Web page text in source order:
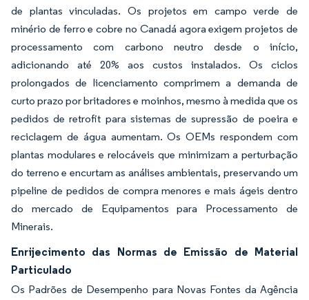
de plantas vinculadas. Os projetos em campo verde de
minério de ferro e cobre no Canadá agora exigem projetos de
processamento com carbono neutro desde o início,
adicionando até 20% aos custos instalados. Os ciclos
prolongados de licenciamento comprimem a demanda de
curto prazo por britadores e moinhos, mesmo à medida que os
pedidos de retrofit para sistemas de supressão de poeira e
reciclagem de água aumentam. Os OEMs respondem com
plantas modulares e relocáveis que minimizam a perturbação
do terreno e encurtam as análises ambientais, preservando um
pipeline de pedidos de compra menores e mais ágeis dentro
do mercado de Equipamentos para Processamento de
Minerais.
Enrijecimento das Normas de Emissão de Material
Particulado
Os Padrões de Desempenho para Novas Fontes da Agência